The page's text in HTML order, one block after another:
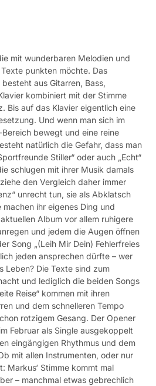
mit wunderbaren Melodien und
punkten möchte. Das
aus Gitarren, Bass,
kombiniert mit der Stimme
Bis auf das Klavier eigentlich eine
Und wenn man sich im
bewegt und eine reine
natürlich die Gefahr, dass man
Stiller“ oder auch „Echt“
schlugen mit ihrer Musik damals
den Vergleich daher immer
unrecht tun, sie als Abklatsch
ihr eigenes Ding und
Album vor allem ruhigere
und jedem die Augen öffnen
Song „(Leih Mir Dein) Fehlerfreies
jeden ansprechen dürfte – wer
Leben? Die Texte sind zum
und lediglich die beiden Songs
Reise“ kommen mit ihren
und dem schnelleren Tempo
rotzigem Gesang. Der Opener
Februar als Single ausgekoppelt
eingängigen Rhythmus und dem
mit allen Instrumenten, oder nur
Markus‘ Stimme kommt mal
– manchmal etwas gebrechlich